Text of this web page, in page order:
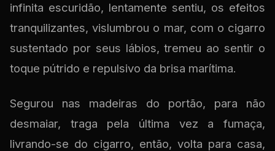
infinita escuridão, lentamente sentiu, os efeitos
tranquilizantes, vislumbrou o mar, com o cigarro
sustentado por seus lábios, tremeu ao sentir o
toque pútrido e repulsivo da brisa marítima.
Segurou nas madeiras do portão, para não
desmaiar, traga pela última vez a fumaça,
livrando-se do cigarro, então, volta para casa,